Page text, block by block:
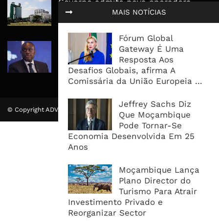
MAIS NOTÍCIAS
Fórum Global
Gateway É Uma
Resposta Aos
Desafios Globais, afirma A
Comissária da União Europeia ...
Jeffrey Sachs Diz
Que Moçambique
Pode Tornar-Se
Economia Desenvolvida Em 25
Anos
Moçambique Lança
Plano Director do
Turismo Para Atrair
Investimento Privado e
Reorganizar Sector
para a Mozal após suspensão das
operações
CEO do Standard Bank pede ao
Governo que “saia do caminho” e
facilite os negócios
© Copyright ADVALUE. Todos Direitos Reservados.